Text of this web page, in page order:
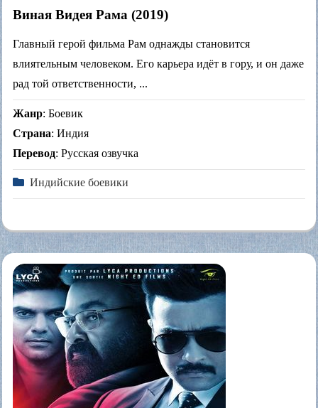
Виная Видея Рама (2019)
Главный герой фильма Рам однажды становится
влиятельным человеком. Его карьера идёт в гору, и он даже
рад той ответственности, ...
Жанр: Боевик
Страна: Индия
Перевод: Русская озвучка
Индийские боевики